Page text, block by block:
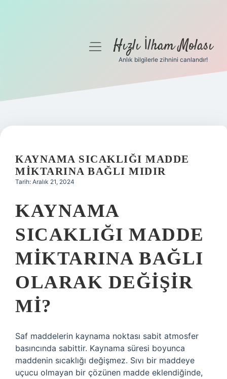
Gizlilik Politikası
Yasal Uyarı
menüyüHızlı İlham Molası
Anlık bilgilerle zihnini canlandır!
KAYNAMA SICAKLIĞI MADDE
MIKTARINA BAĞLI MIDIR
Tarih: Aralık 21, 2024
KAYNAMA
SICAKLIĞI MADDE
MIKTARINA BAĞLI
OLARAK DEĞIŞIR
MI?
Saf maddelerin kaynama noktası sabit atmosfer
basıncında sabittir. Kaynama süresi boyunca
maddenin sıcaklığı değişmez. Sıvı bir maddeye
uçucu olmayan bir çözünen madde eklendiğinde,